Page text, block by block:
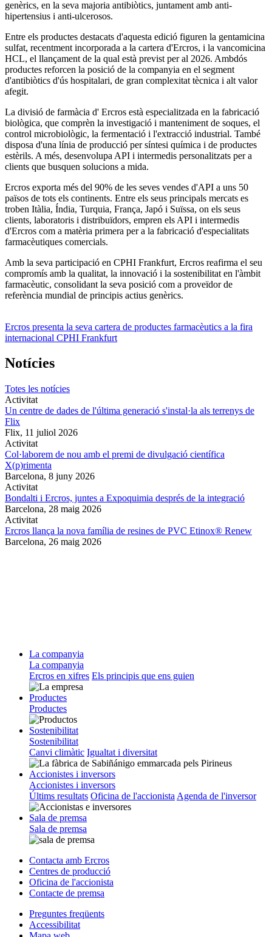
genèrics, en la seva majoria antibiòtics, juntament amb anti-
hipertensius i anti-ulcerosos.
Entre els productes destacats d'aquesta edició figuren la gentamicina
sulfat, recentment incorporada a la cartera d'Ercros, i la vancomicina
HCL, el llançament de la qual està previst per al 2026. Ambdós
productes reforcen la posició de la companyia en el segment
d'antibiòtics d'ús hospitalari, de gran complexitat tècnica i alt valor
afegit.
La divisió de farmàcia d' Ercros està especialitzada en la fabricació
biològica, que comprèn la investigació i manteniment de soques, el
control microbiològic, la fermentació i l'extracció industrial. També
disposa d'una línia de producció per síntesi química i de productes
estèrils. A més, desenvolupa API i intermedis personalitzats per a
clients que busquen solucions a mida.
Ercros exporta més del 90% de les seves vendes d'API a uns 50
països de tots els continents. Entre els seus principals mercats es
troben Itàlia, Índia, Turquia, França, Japó i Suïssa, on els seus
clients, laboratoris i distribuïdors, empren els API i intermedis
d'Ercros com a matèria primera per a la fabricació d'especialitats
farmacèutiques comercials.
Amb la seva participació en CPHI Frankfurt, Ercros reafirma el seu
compromís amb la qualitat, la innovació i la sostenibilitat en l'àmbit
farmacèutic, consolidant la seva posició com a proveïdor de
referència mundial de principis actius genèrics.
Ercros presenta la seva cartera de productes farmacèutics a la fira
internacional CPHI Frankfurt
Notícies
Totes les notícies
Activitat
Un centre de dades de l'última generació s'instal·la als terrenys de
Flix
Flix, 11 juliol 2026
Activitat
Col·laborem de nou amb el premi de divulgació científica
X(p)rimenta
Barcelona, 8 juny 2026
Activitat
Bondalti i Ercros, juntes a Expoquimia després de la integració
Barcelona, 28 maig 2026
Activitat
Ercros llança la nova família de resines de PVC Etinox® Renew
Barcelona, 26 maig 2026
La companyia
La companyia
Ercros en xifres Els principis que ens guien
Productes
Productes
Sostenibilitat
Sostenibilitat
Canvi climàtic Igualtat i diversitat
Accionistes i inversors
Accionistes i inversors
Últims resultats Oficina de l'accionista Agenda de l'inversor
Sala de premsa
Sala de premsa
Contacta amb Ercros
Centres de producció
Oficina de l'accionista
Contacte de premsa
Preguntes freqüents
Accessibilitat